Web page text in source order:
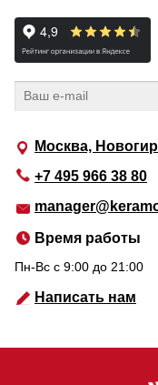
Москва,
+7 495 966 38 80
Время работы
Пн-Вс c 9:00 до 21:00
Написать нам